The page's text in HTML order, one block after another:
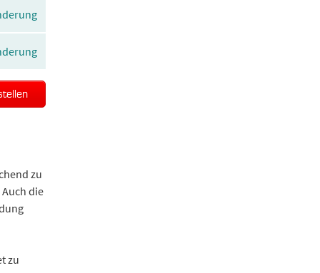
zu
die
zu